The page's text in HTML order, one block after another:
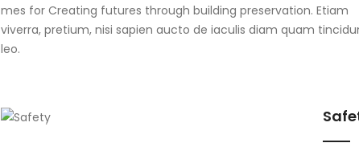
mes for Creating futures through building preservation. Etiam
viverra, pretium, nisi sapien aucto de iaculis diam quam
leo.